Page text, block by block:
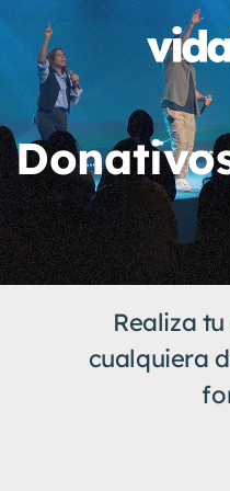
Realiza
cualquiera